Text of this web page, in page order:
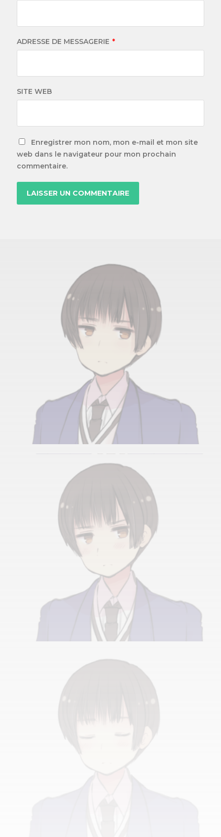
ADRESSE DE MESSAGERIE *
SITE WEB
Enregistrer mon nom, mon e-mail et mon site
web dans le navigateur pour mon prochain
commentaire.